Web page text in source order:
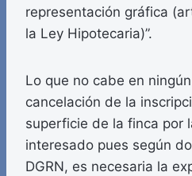
representación gráfica
la Ley Hipotecaria)”.
Lo que no cabe en
cancelación de la
superficie de la finca por
interesado pues según
DGRN, es necesaria la